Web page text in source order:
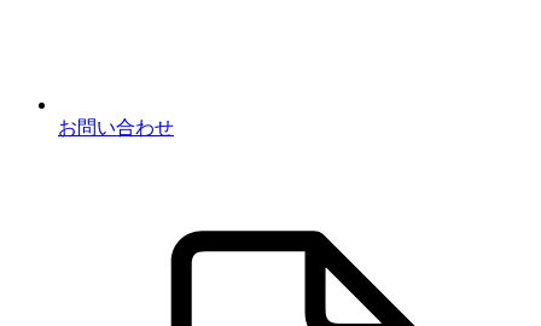
お問い合わせ